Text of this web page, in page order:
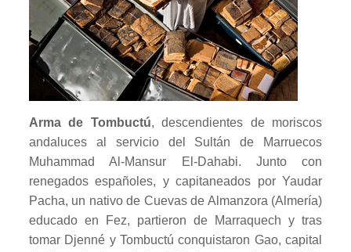
Arma de Tombuctú, descendientes de moriscos
andaluces al servicio del Sultán de Marruecos
Muhammad Al-Mansur El-Dahabi. Junto con
renegados españoles, y capitaneados por Yaudar
Pacha, un nativo de Cuevas de Almanzora (Almería)
educado en Fez, partieron de Marraquech y tras
tomar Djenné y Tombuctú conquistaron Gao, capital